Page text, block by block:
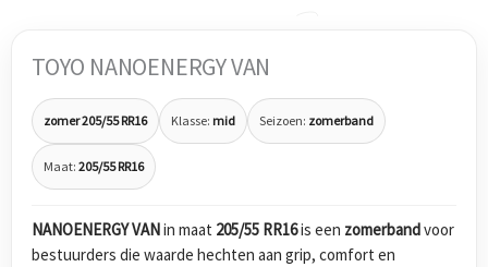
TOYO NANOENERGY VAN
zomer 205/55 RR16 Klasse: mid Seizoen: zomerband
Maat: 205/55 RR16
NANOENERGY VANin maat 205/55 RR16is een zomerbandvoor
bestuurders die waarde hechten aan grip, comfort en